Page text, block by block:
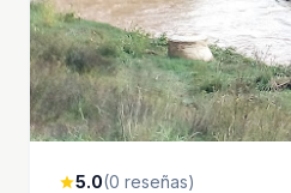
star5.0(0 reseñas)